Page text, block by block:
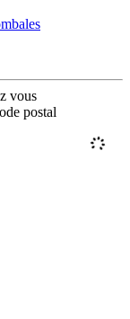
vous
postal